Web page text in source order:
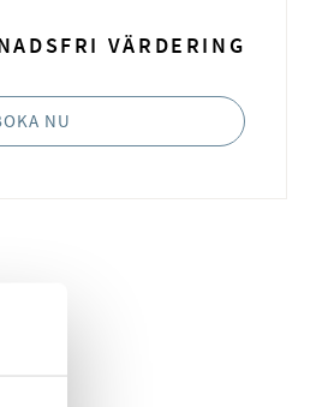
VÄRDERING
NU